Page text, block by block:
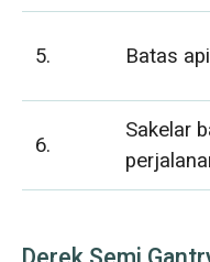
5. Batas api
6.
Sakelar